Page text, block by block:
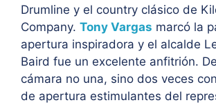
Drumline y el country clásico de
Company. Tony Vargas marcó la
apertura inspiradora y el alcalde
Baird fue un excelente anfitrión.
cámara no una, sino dos veces
de apertura estimulantes del